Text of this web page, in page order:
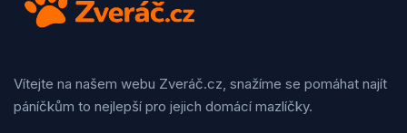
Vítejte na našem webu Zveráč.cz, snažíme se pomáhat najít
páníčkům to nejlepší pro jejich domácí mazlíčky.